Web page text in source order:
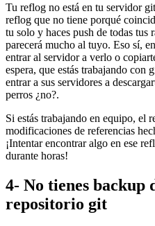
Tu reflog no está en tu servidor
reflog que no tiene porqué
tu solo y haces push de todas tus
parecerá mucho al tuyo. Eso sí,
entrar al servidor a verlo o
espera, que estás trabajando con
entrar a sus servidores a
perros ¿no?.
Si estás trabajando en equipo, el
modificaciones de referencias
¡Intentar encontrar algo en ese
durante horas!
4- No tienes backup
repositorio git